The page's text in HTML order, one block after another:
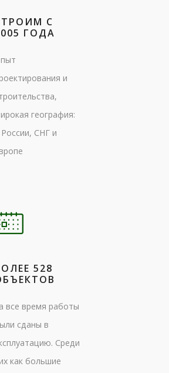
С
ГОДА
и
география:
России, СНГ и
528
все время работы
сданы в
Среди
как большие